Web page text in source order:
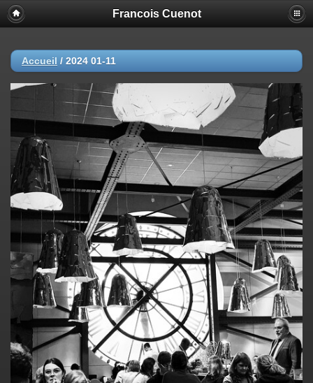
Francois Cuenot
Accueil / 2024 01-11